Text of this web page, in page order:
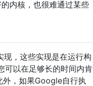
内核，也很难通过某些
，这些实现是在运行构
可以在足够长的时间内肯
，如果Google自行执